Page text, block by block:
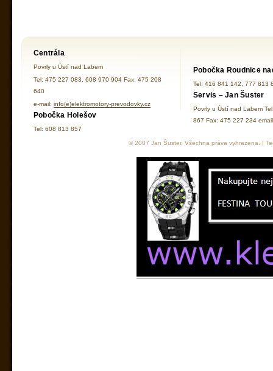
Centrála
Povrly u Ústí nad Labem
Tel: 475 227 083, 608 970 904 Fax: 475 208
640
e-mail: info(e)elektromotory-prevodovky.cz
Pobočka Holešov
Tel: 608 813 857
Pobočka Roudnice
Tel: 416 841 142, 777 813
Servis – Jan Šuster
Povrly u Ústí nad Labem
867 Fax: 475 227 234
© 2007 Jan Šuster, Všechna práva vyhrazena. |